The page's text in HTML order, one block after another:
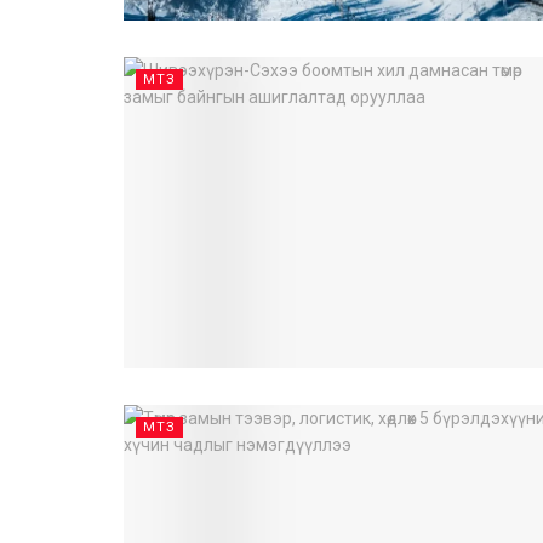
МТЗ
МТЗ